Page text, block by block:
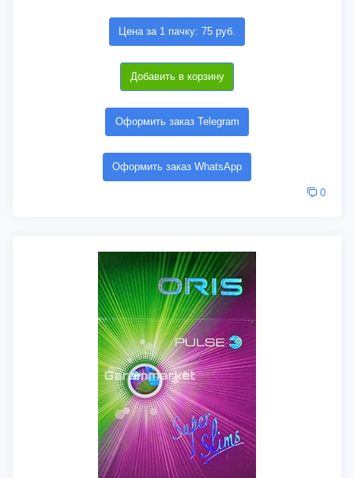
Цена за 1 пачку: 75 руб.
Добавить в корзину
Оформить заказ Telegram
Оформить заказ WhatsApp
0